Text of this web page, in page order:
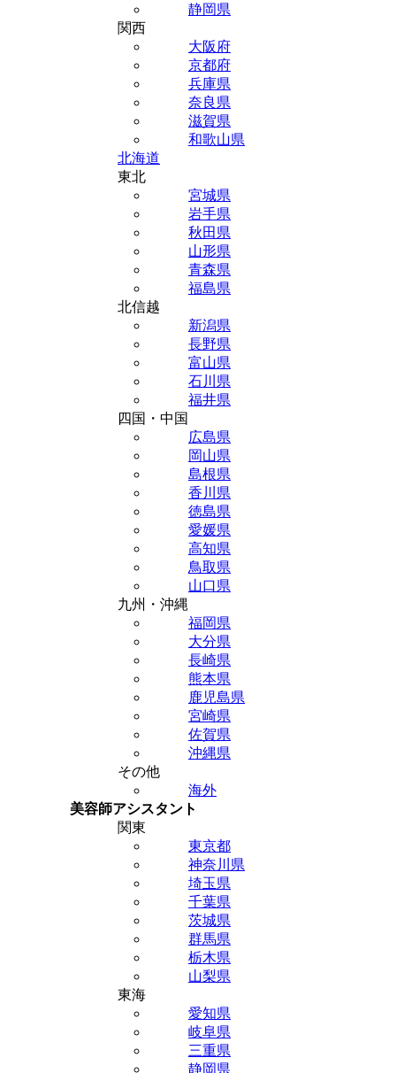
静岡県
関西
大阪府
京都府
兵庫県
奈良県
滋賀県
和歌山県
北海道
東北
宮城県
岩手県
秋田県
山形県
青森県
福島県
北信越
新潟県
長野県
富山県
石川県
福井県
四国・中国
広島県
岡山県
島根県
香川県
徳島県
愛媛県
高知県
鳥取県
山口県
九州・沖縄
福岡県
大分県
長崎県
熊本県
鹿児島県
宮崎県
佐賀県
沖縄県
その他
海外
美容師アシスタント
関東
東京都
神奈川県
埼玉県
千葉県
茨城県
群馬県
栃木県
山梨県
東海
愛知県
岐阜県
三重県
静岡県